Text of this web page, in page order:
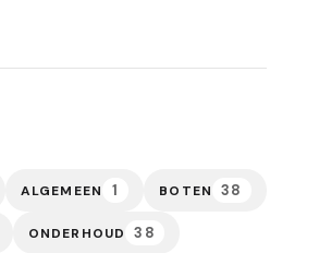
ALGEMEEN 1 BOTEN 38
ONDERHOUD 38